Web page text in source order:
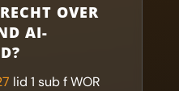
OVER
AI-
lid 1 sub f WOR